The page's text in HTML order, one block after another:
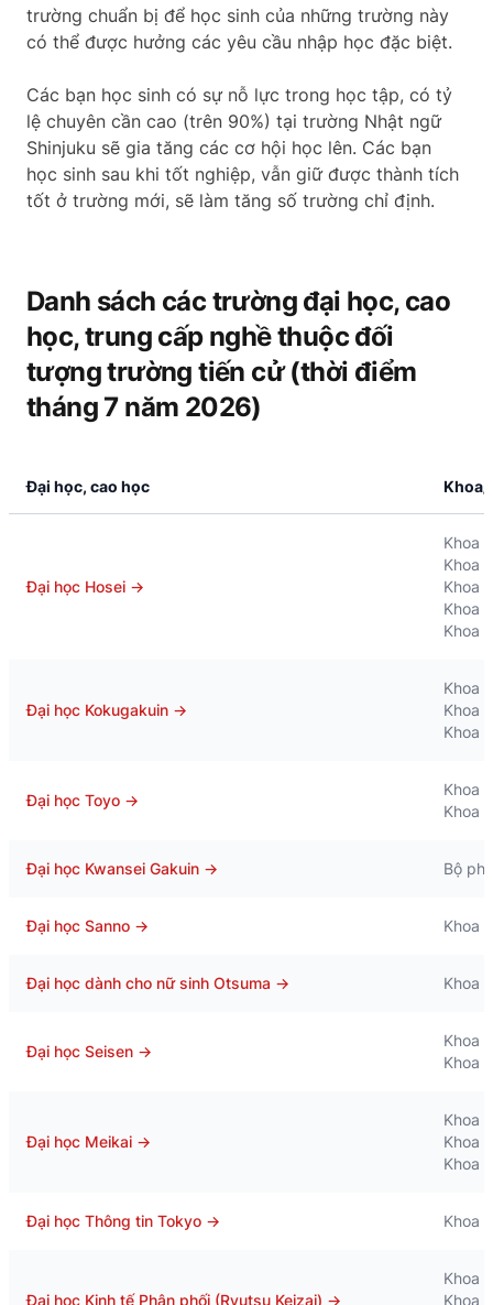
trường chuẩn bị để học sinh của những trường này
có thể được hưởng các yêu cầu nhập học đặc biệt.
Các bạn học sinh có sự nỗ lực trong học tập, có tỷ
lệ chuyên cần cao (trên 90%) tại trường Nhật ngữ
Shinjuku sẽ gia tăng các cơ hội học lên. Các bạn
học sinh sau khi tốt nghiệp, vẫn giữ được thành tích
tốt ở trường mới, sẽ làm tăng số trường chỉ định.
Danh sách các trường đại học, cao
học, trung cấp nghề thuộc đối
tượng trường tiến cử (thời điểm
tháng 7 năm 2026)
Đại học, cao học Khoa/
Đại học Hosei →
Khoa
Khoa
Khoa
Khoa
Khoa
Đại học Kokugakuin →
Khoa
Khoa
Khoa
Đại học Toyo →
Khoa
Khoa
Đại học Kwansei Gakuin → Bộ
Đại học Sanno → Khoa
Đại học dành cho nữ sinh Otsuma → Khoa
Đại học Seisen →
Khoa
Khoa
Đại học Meikai →
Khoa
Khoa
Khoa
Đại học Thông tin Tokyo → Khoa
Đại học Kinh tế Phân phối (Ryutsu Keizai) →
Khoa
Khoa